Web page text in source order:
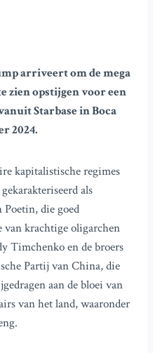
arriveert om de mega
zien opstijgen voor een
Starbase in Boca
2024.
kapitalistische regimes
als
die goed
van krachtige oligarchen
Timchenko en de broers
Partij van China, die
aan de bloei van
van het land, waaronder